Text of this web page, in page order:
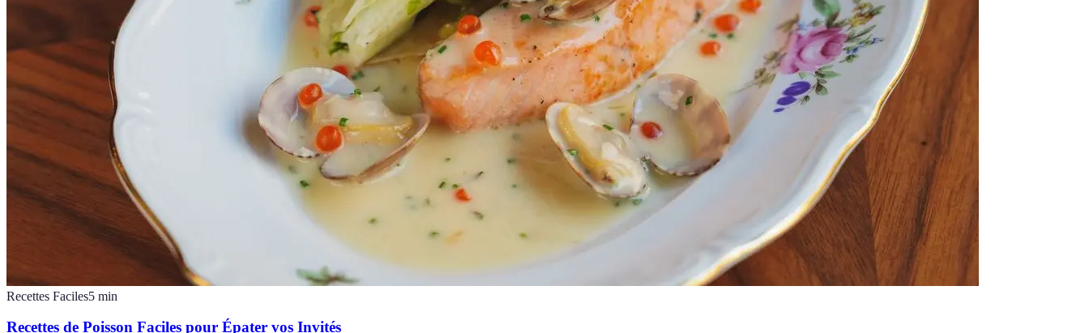
Recettes Faciles5 min
Recettes de Poisson Faciles pour Épater vos Invités